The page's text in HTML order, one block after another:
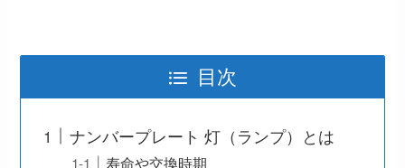
目次
ナンバープレート 灯（ランプ）とは
寿命や交換時期